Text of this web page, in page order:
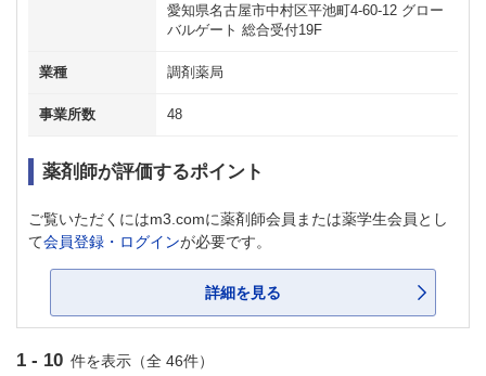
愛知県名古屋市中村区平池町4-60-12 グロー
バルゲート 総合受付19F
業種 調剤薬局
事業所数 48
薬剤師が評価するポイント
ご覧いただくにはm3.comに薬剤師会員または薬学生会員とし
て会員登録・ログインが必要です。
詳細を見る
1 - 10 件を表示（全 46件）